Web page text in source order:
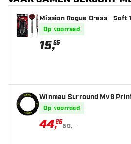
Mission Rogue Brass - Soft
Op voorraad
15,95
Winmau Surround MvG
rd Surround
Op voorraad
44,25
59,-